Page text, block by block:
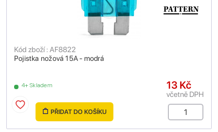
Pojistka nožová 15A - modrá
Kód zboží : AF8822
4+ Skladem 13 Kč
včetně DPH
PŘIDAT DO KOŠÍKU